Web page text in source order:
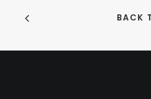
BACK